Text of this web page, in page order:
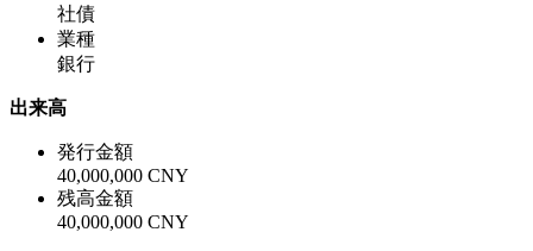
社債
業種
銀行
出来高
発行金額
40,000,000 CNY
残高金額
40,000,000 CNY